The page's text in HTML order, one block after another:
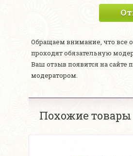
Обращаем внимание, что все
проходят обязательную
Ваш отзыв появится на сайте
модератором.
Похожие товары